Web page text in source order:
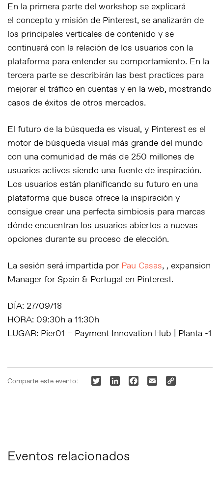
En la primera parte del workshop se explicará
el concepto y misión de Pinterest, se analizarán de
los principales verticales de contenido y se
continuará con la relación de los usuarios con la
plataforma para entender su comportamiento. En la
tercera parte se describirán las best practices para
mejorar el tráfico en cuentas y en la web, mostrando
casos de éxitos de otros mercados.
El futuro de la búsqueda es visual, y Pinterest es el
motor de búsqueda visual más grande del mundo
con una comunidad de más de 250 millones de
usuarios activos siendo una fuente de inspiración.
Los usuarios están planificando su futuro en una
plataforma que busca ofrece la inspiración y
consigue crear una perfecta simbiosis para marcas
dónde encuentran los usuarios abiertos a nuevas
opciones durante su proceso de elección.
La sesión será impartida por Pau Casas, , expansion
Manager for Spain & Portugal en Pinterest.
DÍA: 27/09/18
HORA: 09:30h a 11:30h
LUGAR: Pier01 – Payment Innovation Hub | Planta -1
Comparte este evento: TwitterLinkedInFacebook
EmailCopy
Eventos relacionados